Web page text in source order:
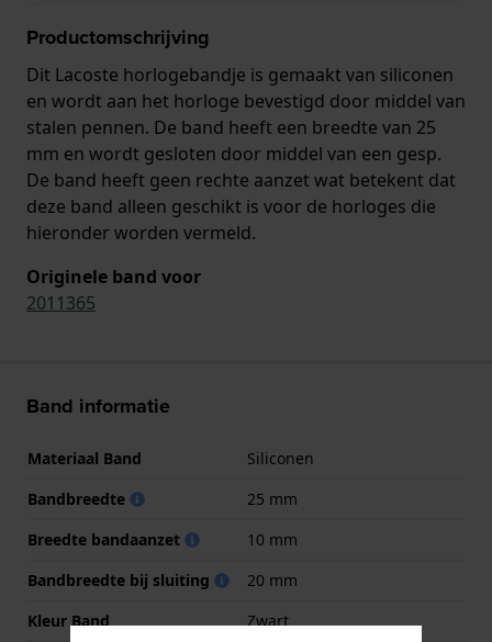
Productomschrijving
Dit Lacoste horlogebandje is gemaakt van siliconen
en wordt aan het horloge bevestigd door middel van
stalen pennen. De band heeft een breedte van 25
mm en wordt gesloten door middel van een gesp.
De band heeft geen rechte aanzet wat betekent dat
deze band alleen geschikt is voor de horloges die
hieronder worden vermeld.
Originele band voor
2011365
Band informatie
Materiaal Band
Siliconen
Bandbreedte
25 mm
Breedte bandaanzet
10 mm
Bandbreedte bij sluiting
20 mm
Kleur Band
Zwart